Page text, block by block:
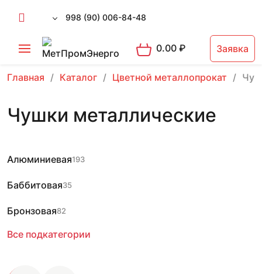
998 (90) 006-84-48
0.00₽ Заявка
Главная Каталог Цветной металлопрокат
Чушки металлические
Алюминиевая193
Баббитовая35
Бронзовая82
Все подкатегории